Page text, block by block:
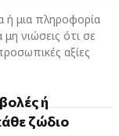
ή μια πληροφορία
νιώσεις ότι σε
ή
ζώδιο